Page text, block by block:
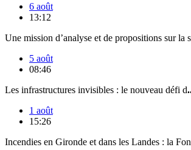
6 août
13:12
Une mission d’analyse et de propositions sur la
5 août
08:46
Les infrastructures invisibles : le nouveau défi d
1 août
15:26
Incendies en Gironde et dans les Landes : la